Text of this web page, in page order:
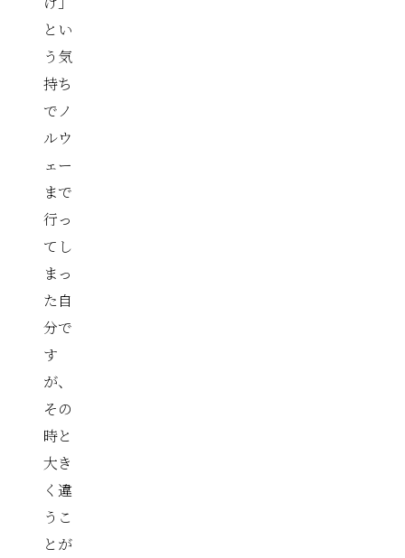
とい
う気
持ち
でノ
ルウ
ェー
まで
行っ
てし
まっ
た自
分で
す
が、
その
時と
大き
く違
うこ
とが